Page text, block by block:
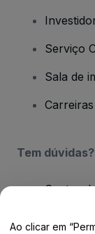
Serviço
Sala de
Carreiras
Tem dúvidas?
Centro
Ao clicar em